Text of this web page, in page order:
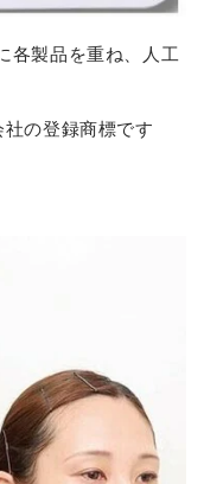
各製品を重ね、人工
の登録商標です